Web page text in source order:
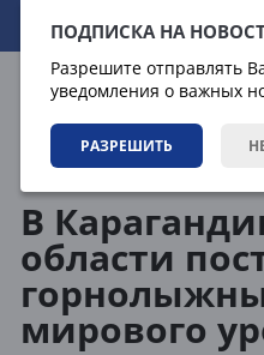
ПОДПИСКА НА
Разрешите отправлять
уведомления о важных
РАЗРЕШИТЬ
07.08.2026 03:09:39
В
области
мирового